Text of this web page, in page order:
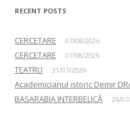
RECENT POSTS
CERCETARE 07/08/2026
CERCETARE 07/08/2026
TEATRU 31/07/2026
Academicianul istoric Demir
BASARABIA INTERBELICĂ 26/